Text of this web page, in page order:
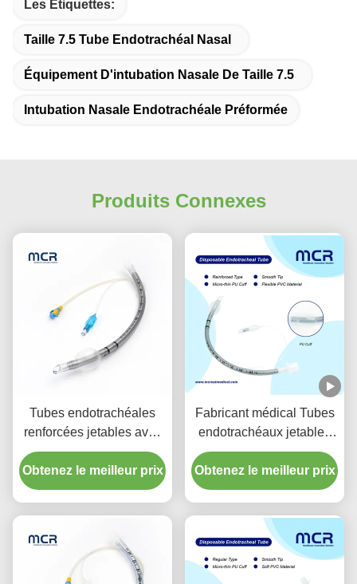
Les Étiquettes:
Taille 7.5 Tube Endotrachéal Nasal
Équipement D'intubation Nasale De Taille 7.5
Intubation Nasale Endotrachéale Préformée
Produits Connexes
Tubes endotrachéales
renforcées jetables avec
port d'aspiration pour la
prévention de la VAP
Obtenez le meilleur prix
Fabricant médical Tubes
endotrachéaux jetables
renforcés sans DEHP
Obtenez le meilleur prix